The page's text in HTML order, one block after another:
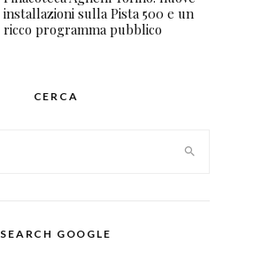
installazioni sulla Pista 500 e un
ricco programma pubblico
CERCA
SEARCH GOOGLE